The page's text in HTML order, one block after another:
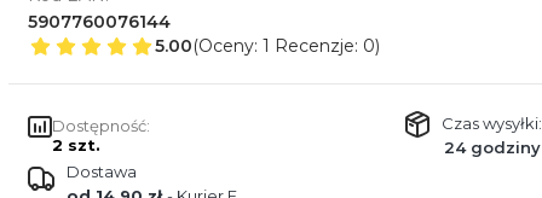
5907760076144
5.00(Oceny: 1 Recenzje: 0)
Dostępność:
2 szt.
Czas wysyłki:
24 godziny
Dostawa